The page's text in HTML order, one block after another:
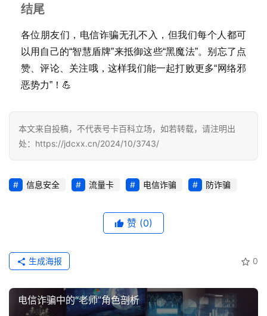
务
结尾
各位朋友们，电信诈骗无孔不入，但我们每个人都可
以用自己的“智慧盾牌”来抵御这些“黑魔法”。别忘了点
赞、评论、关注哦，这样我们能一起打败更多“网络邪
恶势力”！💪
本文来自投稿，不代表号卡百科立场，如若转载，请注明出
处：https://jdcxx.cn/2024/10/3743/
信息安全 流量卡 电信诈骗 防诈骗
赞 (0)
0
生成海报
电信诈骗中的“老师”角色剖析